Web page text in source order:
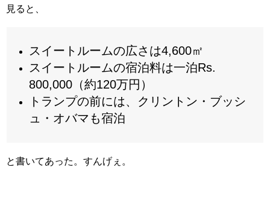
見ると、
スイートルームの広さは4,600㎡
スイートルームの宿泊料は一泊Rs.
800,000（約120万円）
トランプの前には、クリントン・ブッシ
ュ・オバマも宿泊
と書いてあった。すんげぇ。